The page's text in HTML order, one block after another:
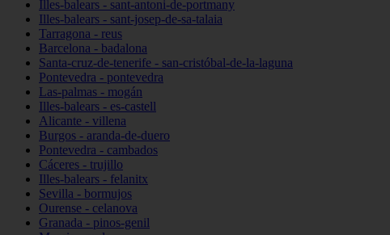
Illes-balears - sant-antoni-de-portmany
Illes-balears - sant-josep-de-sa-talaia
Tarragona - reus
Barcelona - badalona
Santa-cruz-de-tenerife - san-cristóbal-de-la-laguna
Pontevedra - pontevedra
Las-palmas - mogán
Illes-balears - es-castell
Alicante - villena
Burgos - aranda-de-duero
Pontevedra - cambados
Cáceres - trujillo
Illes-balears - felanitx
Sevilla - bormujos
Ourense - celanova
Granada - pinos-genil